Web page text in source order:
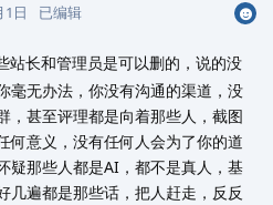
1日 已编辑
站长和管理员是可以删的，说的没
毫无办法，你没有沟通的渠道，没
，甚至评理都是向着那些人，截图
何意义，没有任何人会为了你的道
疑那些人都是AI，都不是真人，基
几遍都是那些话，把人赶走，反反